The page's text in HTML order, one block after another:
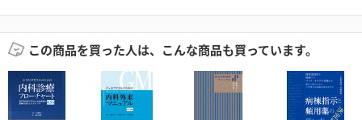
この商品を買った人は、こんな商品も買っています。